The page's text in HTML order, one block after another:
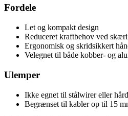
Fordele
Let og kompakt design
Reduceret kraftbehov ved
Ergonomisk og skridsikkert
Velegnet til både kobber- og
Ulemper
Ikke egnet til stålwirer eller
Begrænset til kabler op til 15